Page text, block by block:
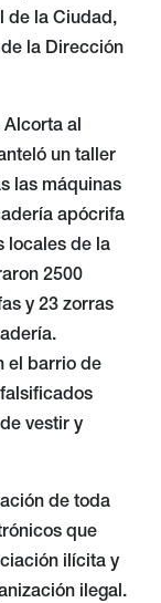
de la Ciudad,
la Dirección
Alcorta al
un taller
las máquinas
apócrifa
locales de la
2500
y 23 zorras
el barrio de
vestir y
de toda
que
ilícita y
ilegal.